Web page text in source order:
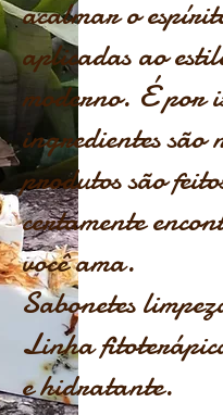
acalmar o
aplicadas ao
moderno. É por
ingredientes são
produtos são
certamente
você ama.
Sabonetes
Linha
e hidratante.